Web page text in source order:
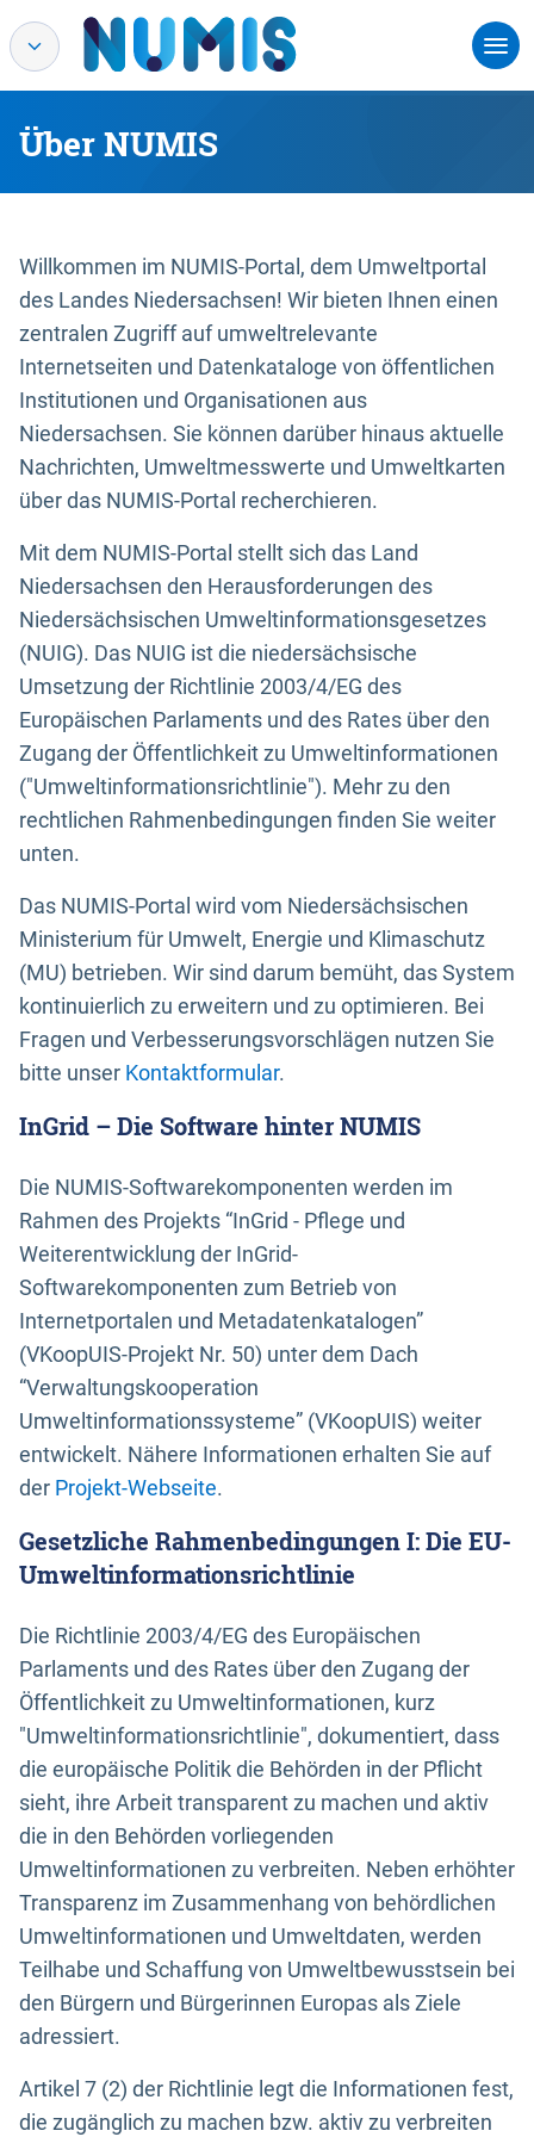
Über NUMIS
Willkommen im NUMIS-Portal, dem Umweltportal
des Landes Niedersachsen! Wir bieten Ihnen einen
zentralen Zugriff auf umweltrelevante
Internetseiten und Datenkataloge von öffentlichen
Institutionen und Organisationen aus
Niedersachsen. Sie können darüber hinaus aktuelle
Nachrichten, Umweltmesswerte und Umweltkarten
über das NUMIS-Portal recherchieren.
Mit dem NUMIS-Portal stellt sich das Land
Niedersachsen den Herausforderungen des
Niedersächsischen Umweltinformationsgesetzes
(NUIG). Das NUIG ist die niedersächsische
Umsetzung der Richtlinie 2003/4/EG des
Europäischen Parlaments und des Rates über den
Zugang der Öffentlichkeit zu Umweltinformationen
("Umweltinformationsrichtlinie"). Mehr zu den
rechtlichen Rahmenbedingungen finden Sie weiter
unten.
Das NUMIS-Portal wird vom Niedersächsischen
Ministerium für Umwelt, Energie und Klimaschutz
(MU) betrieben. Wir sind darum bemüht, das System
kontinuierlich zu erweitern und zu optimieren. Bei
Fragen und Verbesserungsvorschlägen nutzen Sie
bitte unser Kontaktformular.
InGrid – Die Software hinter NUMIS
Die NUMIS-Softwarekomponenten werden im
Rahmen des Projekts “InGrid - Pflege und
Weiterentwicklung der InGrid-
Softwarekomponenten zum Betrieb von
Internetportalen und Metadatenkatalogen”
(VKoopUIS-Projekt Nr. 50) unter dem Dach
“Verwaltungskooperation
Umweltinformationssysteme” (VKoopUIS) weiter
entwickelt. Nähere Informationen erhalten Sie auf
der Projekt-Webseite.
Gesetzliche Rahmenbedingungen I: Die EU-
Umweltinformationsrichtlinie
Die Richtlinie 2003/4/EG des Europäischen
Parlaments und des Rates über den Zugang der
Öffentlichkeit zu Umweltinformationen, kurz
"Umweltinformationsrichtlinie", dokumentiert, dass
die europäische Politik die Behörden in der Pflicht
sieht, ihre Arbeit transparent zu machen und aktiv
die in den Behörden vorliegenden
Umweltinformationen zu verbreiten. Neben erhöhter
Transparenz im Zusammenhang von behördlichen
Umweltinformationen und Umweltdaten, werden
Teilhabe und Schaffung von Umweltbewusstsein bei
den Bürgern und Bürgerinnen Europas als Ziele
adressiert.
Artikel 7 (2) der Richtlinie legt die Informationen fest,
die zugänglich zu machen bzw. aktiv zu verbreiten